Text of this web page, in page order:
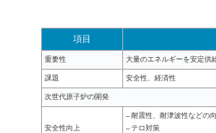
項目
重要性 大量のエネルギーを安定供
課題 安全性、経済性
次世代原子炉の開発
安全性向上
– 耐震性、耐津波性などの
– テロ対策